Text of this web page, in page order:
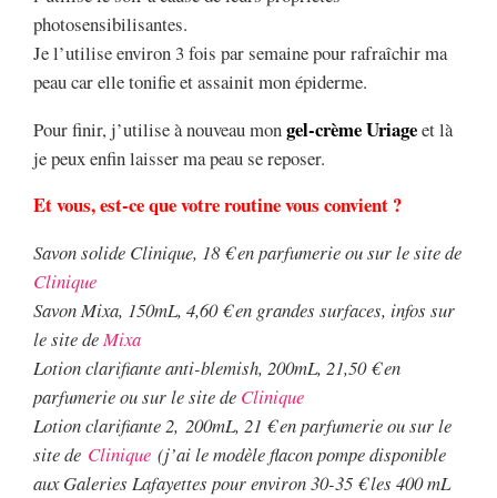
photosensibilisantes.
Je l’utilise environ 3 fois par semaine pour rafraîchir ma
peau car elle tonifie et assainit mon épiderme.
Pour finir, j’utilise à nouveau mongel-crème Uriageet là
je peux enfin laisser ma peau se reposer.
Et vous, est-ce que votre routine vous convient ?
Savon solide Clinique, 18 € en parfumerie ou sur le site de
Clinique
Savon Mixa, 150mL, 4,60 € en grandes surfaces, infos sur
le site deMixa
Lotion clarifiante anti-blemish, 200mL, 21,50 € en
parfumerie ou sur le site de Clinique
Lotion clarifiante 2, 200mL, 21 € en parfumerie ou sur le
site de Clinique (j’ai le modèle flacon pompe disponible
aux Galeries Lafayettes pour environ 30-35 € les 400 mL